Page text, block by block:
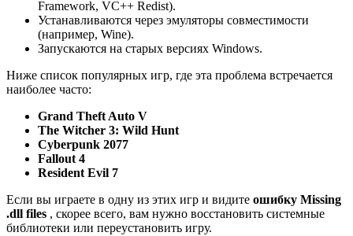
Framework, VC++ Redist).
Устанавливаются через эмуляторы совместимости
(например, Wine).
Запускаются на старых версиях Windows.
Ниже список популярных игр, где эта проблема встречается
наиболее часто:
Grand Theft Auto V
The Witcher 3: Wild Hunt
Cyberpunk 2077
Fallout 4
Resident Evil 7
Если вы играете в одну из этих игр и видите ошибку Missing
.dll files , скорее всего, вам нужно восстановить системные
библиотеки или переустановить игру.